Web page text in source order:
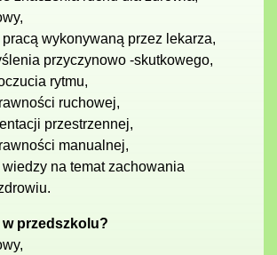
wykonywaną przez lekarza,
przyczynowo -skutkowego,
rytmu,
ruchowej,
przestrzennej,
manualnej,
na temat zachowania
przedszkolu?